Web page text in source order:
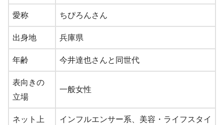
愛称 ちぴろんさん
出身地 兵庫県
年齢 今井達也さんと同世代
表向きの
立場
一般女性
ネット上
インフルエンサー系、美容・ライフスタイ